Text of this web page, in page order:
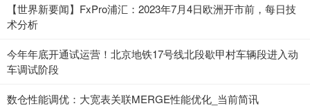
【世界新要闻】FxPro浦汇：2023年7月4日欧洲开市前，每日技
术分析
今年年底开通试运营！北京地铁17号线北段歇甲村车辆段进入动
车调试阶段
数仓性能调优：大宽表关联MERGE性能优化_当前简讯